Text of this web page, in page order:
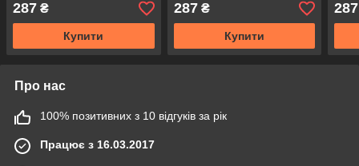
287 ₴
Купити
287₴
Купити
287
Про нас
100% позитивних з 10 відгуків за рік
Працює з 16.03.2017